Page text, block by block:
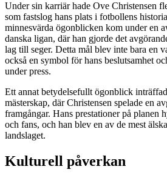
Under sin karriär hade Ove Christensen
som fastslog hans plats i fotbollens
minnesvärda ögonblicken kom under en
danska ligan, där han gjorde det
lag till seger. Detta mål blev inte bara en
också en symbol för hans beslutsamhet
under press.
Ett annat betydelsefullt ögonblick
mästerskap, där Christensen spelade en
framgångar. Hans prestationer på planen
och fans, och han blev en av de mest
landslaget.
Kulturell påverkan